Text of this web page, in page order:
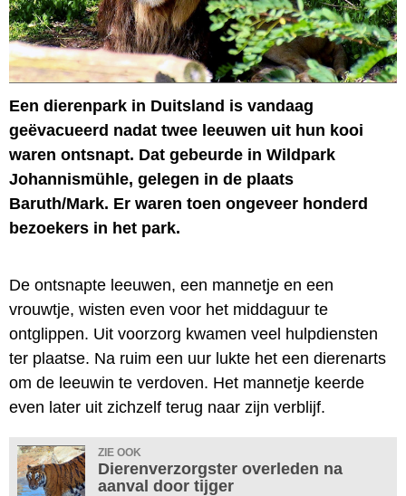
Een dierenpark in Duitsland is vandaag
geëvacueerd nadat twee leeuwen uit hun kooi
waren ontsnapt. Dat gebeurde in Wildpark
Johannismühle, gelegen in de plaats
Baruth/Mark. Er waren toen ongeveer honderd
bezoekers in het park.
De ontsnapte leeuwen, een mannetje en een
vrouwtje, wisten even voor het middaguur te
ontglippen. Uit voorzorg kwamen veel hulpdiensten
ter plaatse. Na ruim een uur lukte het een dierenarts
om de leeuwin te verdoven. Het mannetje keerde
even later uit zichzelf terug naar zijn verblijf.
ZIE OOK
Dierenverzorgster overleden na
aanval door tijger